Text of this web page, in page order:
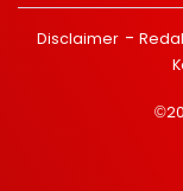
Disclaimer